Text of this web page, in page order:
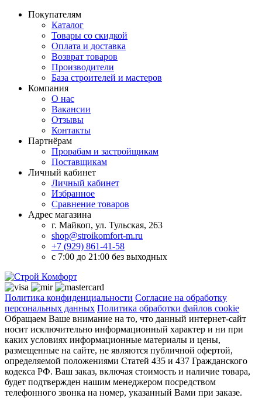
Покупателям
Каталог
Товары со скидкой
Оплата и доставка
Возврат товаров
Производители
База строителей и мастеров
Компания
О нас
Вакансии
Отзывы
Контакты
Партнёрам
Прорабам и застройщикам
Поставщикам
Личный кабинет
Личный кабинет
Избранное
Сравнение товаров
Адрес магазина
г. Майкоп, ул. Тульская, 263
shop@stroikomfort-m.ru
+7 (929) 861-41-58
с 7:00 до 21:00 без выходных
Политика конфиденциальности Согласие на обработку
персональных данных Политика обработки файлов cookie
Обращаем Ваше внимание на то, что данный интернет-сайт
носит исключительно информационный характер и ни при
каких условиях информационные материалы и цены,
размещенные на сайте, не являются публичной офертой,
определяемой положениями Статей 435 и 437 Гражданского
кодекса РФ. Ваш заказ, включая стоимость и наличие товара,
будет подтвержден нашим менеджером посредством
телефонного звонка на номер, указанный Вами при заказе.